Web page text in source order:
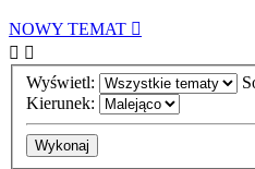
NOWY TEMAT
Wyświetl:
Kierunek: